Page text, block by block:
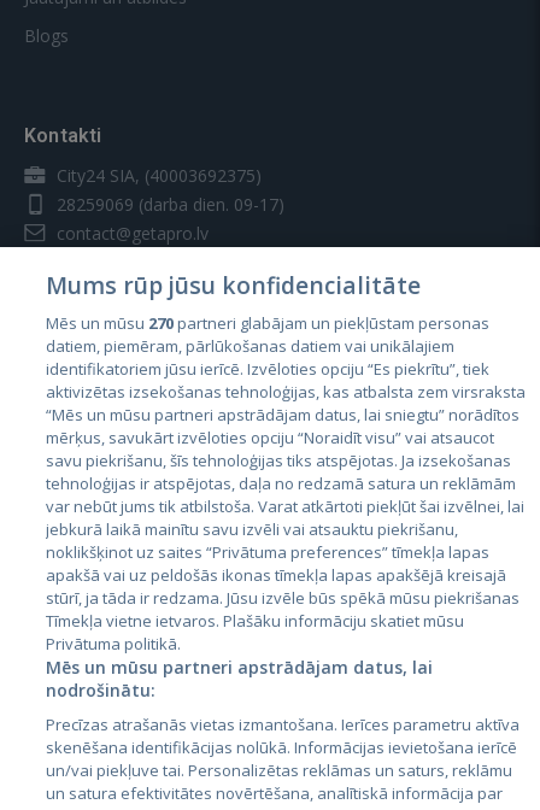
Blogs
Kontakti
City24 SIA, (40003692375)
28259069 (darba dien. 09-17)
contact@getapro.lv
Valstis
Igaunija
Latvija
Lietuva
City24.lv
City24.ee
GetaPro.lv
GetaPro.ee
CVbankas.lt
Kainos.lt
Paslaugos.lt
auto24.ee
Mums rūp jūsu konfidencialitāte
Mēs un mūsu 270partneri glabājam un piekļūstam personas
datiem, piemēram, pārlūkošanas datiem vai unikālajiem
identifikatoriem jūsu ierīcē. Izvēloties opciju “Es piekrītu”, tiek
aktivizētas izsekošanas tehnoloģijas, kas atbalsta zem virsraksta
“Mēs un mūsu partneri apstrādājam datus, lai sniegtu” norādītos
mērķus, savukārt izvēloties opciju “Noraidīt visu” vai atsaucot
savu piekrišanu, šīs tehnoloģijas tiks atspējotas. Ja izsekošanas
tehnoloģijas ir atspējotas, daļa no redzamā satura un reklāmām
var nebūt jums tik atbilstoša. Varat atkārtoti piekļūt šai izvēlnei, lai
jebkurā laikā mainītu savu izvēli vai atsauktu piekrišanu,
noklikšķinot uz saites “Privātuma preferences” tīmekļa lapas
apakšā vai uz peldošās ikonas tīmekļa lapas apakšējā kreisajā
stūrī, ja tāda ir redzama. Jūsu izvēle būs spēkā mūsu piekrišanas
Tīmekļa vietne ietvaros. Plašāku informāciju skatiet mūsu
Privātuma politikā.
Mēs un mūsu partneri apstrādājam datus, lai
nodrošinātu:
Precīzas atrašanās vietas izmantošana. Ierīces parametru aktīva
skenēšana identifikācijas nolūkā. Informācijas ievietošana ierīcē
un/vai piekļuve tai. Personalizētas reklāmas un saturs, reklāmu
un satura efektivitātes novērtēšana, analītiskā informācija par